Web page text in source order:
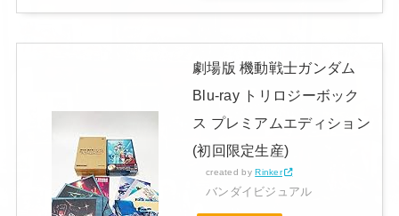
劇場版 機動戦士ガンダム
Blu-ray トリロジーボック
ス プレミアムエディション
(初回限定生産)
created byRinker
バンダイビジュアル